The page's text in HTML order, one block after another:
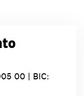
00 | BIC: